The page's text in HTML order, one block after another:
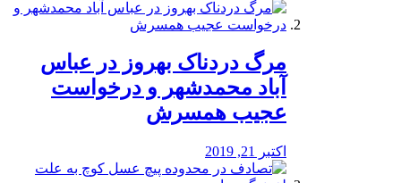
مرگ دردناک بهروز در عباس
آباد محمدشهر و درخواست
عجیب همسرش
اکتبر 21, 2019